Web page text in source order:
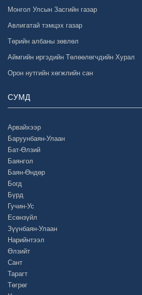
Монгол Улсын Засгийн газар
Авлигатай тэмцэх газар
Төрийн албаны зөвлөл
Аймгийн иргэдийн Төлөөлөгчдийн Хурал
Орон нутгийн хөгжлийн сан
СУМД
Арвайхээр
Баруунбаян-Улаан
Бат-Өлзий
Баянгол
Баян-Өндөр
Богд
Бүрд
Гучин-Ус
Есөнзүйл
Зүүнбаян-Улаан
Нарийнтээл
Өлзийт
Сант
Тарагт
Төгрөг